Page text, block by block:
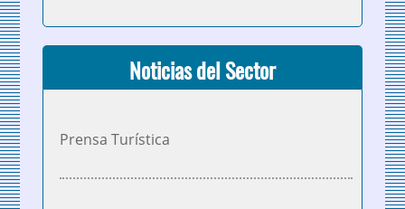
Noticias del Sector
Prensa Turística